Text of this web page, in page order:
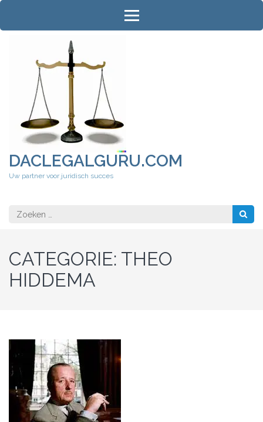
Ga
inhoud
DACLEGALGURU.COM
Uw partner voor juridisch succes
Zoeken
naar:
CATEGORIE: THEO
HIDDEMA